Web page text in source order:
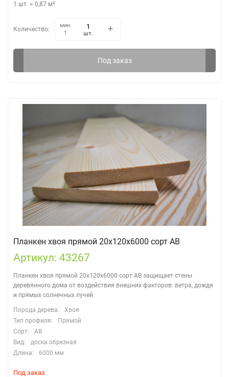
1 шт. = 0,87 м²
Количество:
мин.
1
шт.
Под заказ
Планкен хвоя прямой 20х120х6000 сорт АВ
Артикул: 43267
Планкен хвоя прямой 20х120х6000 сорт АВ защищает стены
деревянного дома от воздействия внешних факторов: ветра, дождя
и прямых солнечных лучей
Порода дерева:
Хвоя
Тип профиля:
Прямой
Сорт:
АВ
Вид:
доска обрезная
Длина:
6000 мм
Под заказ